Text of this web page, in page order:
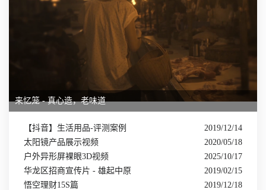
来忆笼 - 真心造，老味道
2019/12/14
【抖音】生活用品-评测案例
2020/05/18
太阳镜产品展示视频
2025/10/17
户外异形屏裸眼3D视频
2019/02/15
华龙区招商宣传片 - 雄起中原
2019/12/18
悟空理财15S篇